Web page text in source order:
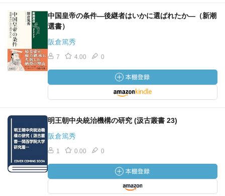
中国皇帝の条件―後継者はいかに選ばれたか―（新潮
選書）
阪倉篤秀
7 4.00 0
明王朝中央統治機構の研究 (汲古叢書 23)
阪倉篤秀
1 0.00 0